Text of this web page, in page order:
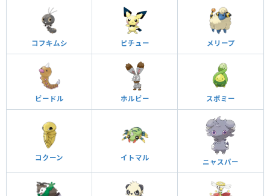
コフキムシ ピチュー メリープ
ビードル ホルビー スボミー
コクーン イトマル ニャスパー